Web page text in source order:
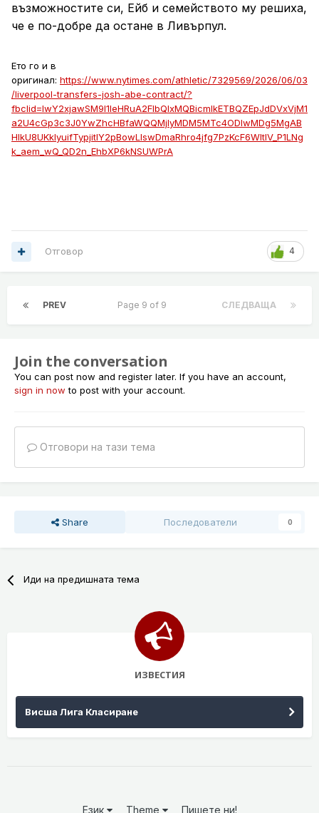
възможностите си, Ейб и семейството му решиха,
че е по-добре да остане в Ливърпул.
Ето го и в
оригинал: https://www.nytimes.com/athletic/7329569/2026/06/03
/liverpool-transfers-josh-abe-contract/?
fbclid=IwY2xjawSM9I1leHRuA2FlbQIxMQBicmlkETBQZEpJdDVxVjM1
a2U4cGp3c3J0YwZhcHBfaWQQMjIyMDM5MTc4ODIwMDg5MgAB
HlkU8UKklyuifTypjitlY2pBowLIswDmaRhro4jfg7PzKcF6WItlV_P1LNg
k_aem_wQ_QD2n_EhbXP6kNSUWPrA
4
Отговор
PREV СЛЕДВАЩА
Page 9 of 9
Join the conversation
You can post now and register later. If you have an account,
sign in now to post with your account.
Отговори на тази тема
Share Последователи 0
Иди на предишната тема
ИЗВЕСТИЯ
Висша Лига Класиране
Език Theme Пишете ни!